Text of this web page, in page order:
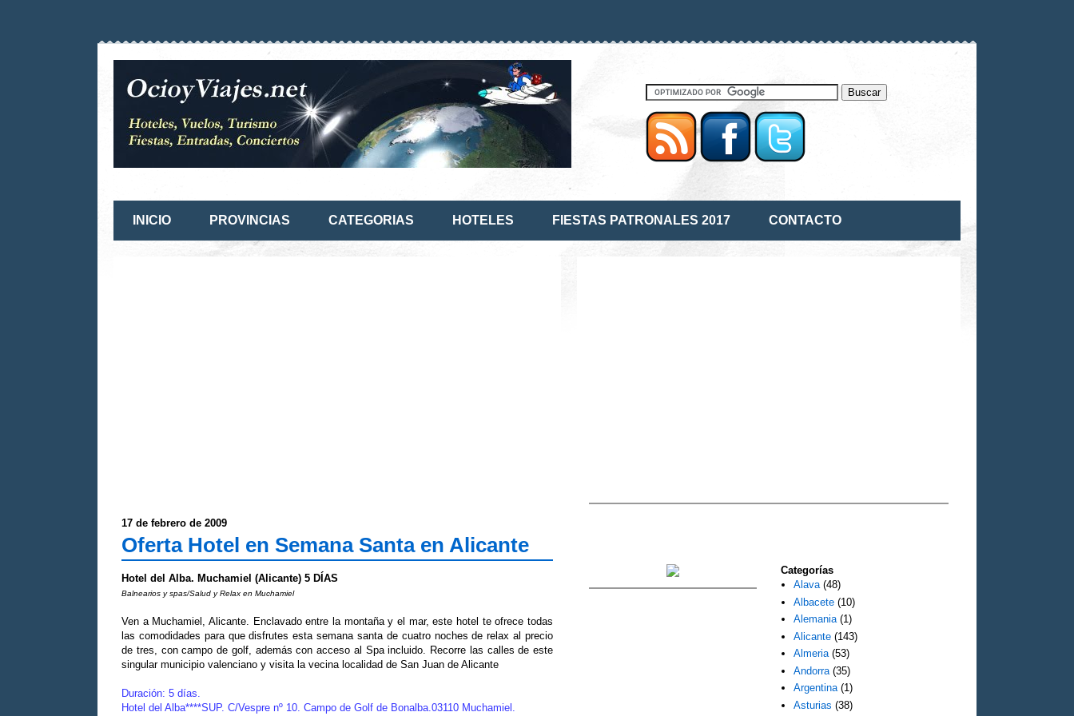
INICIO PROVINCIAS CATEGORIAS HOTELES FIESTAS PATRONALES 2017 CONTACTO
17 de febrero de 2009
Oferta Hotel en Semana Santa en Alicante
Hotel del Alba. Muchamiel (Alicante) 5 DÍAS
Balnearios y spas/Salud y Relax en Muchamiel
Ven a Muchamiel, Alicante. Enclavado entre la montaña y el mar, este hotel te ofrece todas
las comodidades para que disfrutes esta semana santa de cuatro noches de relax al precio
de tres, con campo de golf, además con acceso al Spa incluido. Recorre las calles de este
singular municipio valenciano y visita la vecina localidad de San Juan de Alicante
Duración: 5 días.
Hotel del Alba****SUP. C/Vespre nº 10. Campo de Golf de Bonalba.03110 Muchamiel.
Categorías
Alava (48)
Albacete (10)
Alemania (1)
Alicante (143)
Almeria (53)
Andorra (35)
Argentina (1)
Asturias (38)